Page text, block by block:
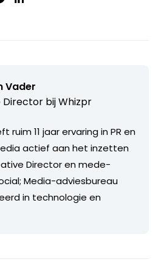
Vader
Director bijWhizpr
ruim 11 jaar ervaring in PR en
actief aan het inzetten
Director en mede-
Media-adviesbureau
in technologie en